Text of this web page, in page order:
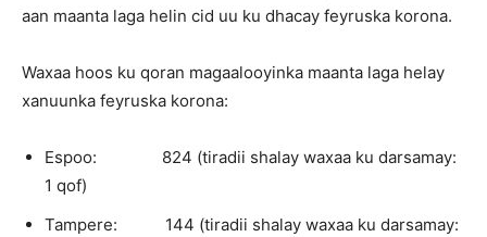
aan maanta laga helin cid uu ku dhacay feyruska korona.
Waxaa hoos ku qoran magaalooyinka maanta laga helay
xanuunka feyruska korona:
Espoo: 824 (tiradii shalay waxaa ku darsamay:
1 qof)
Tampere: 144 (tiradii shalay waxaa ku darsamay: